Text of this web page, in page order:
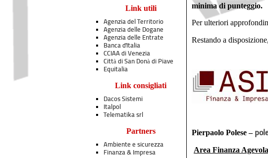
Link utili
Agenzia del Territorio
Agenzia delle Dogane
Agenzia delle Entrate
Banca d'Italia
CCIAA di Venezia
Città di San Donà di Piave
Equitalia
Link consigliati
Dacos Sistemi
Italpol
Telematika srl
Partners
Ambiente e sicurezza
Finanza & Impresa
minima di punteggio.
Per ulteriori
Restando a
Pierpaolo Polese –
Area Finanza